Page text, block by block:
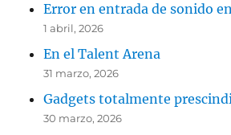
Error en entrada de sonido
1 abril, 2026
En el Talent Arena
31 marzo, 2026
Gadgets totalmente
30 marzo, 2026